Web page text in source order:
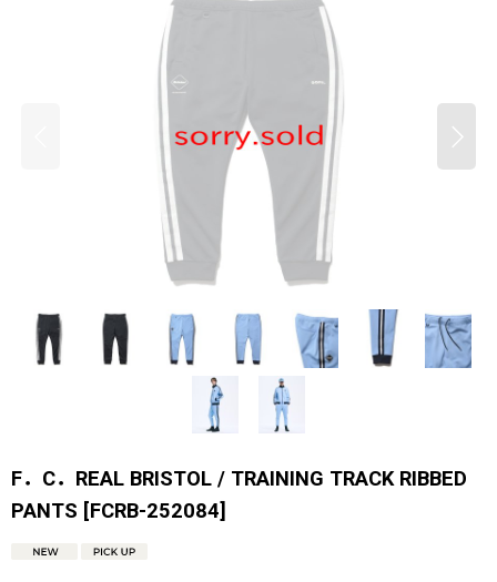
F．C．REAL BRISTOL / TRAINING TRACK RIBBED
PANTS [FCRB-252084]